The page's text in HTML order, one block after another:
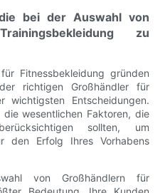
bei der Auswahl von
zu
Fitnessbekleidung gründen
richtigen Großhändler für
wichtigsten Entscheidungen.
wesentlichen Faktoren, die
sollten, um
den Erfolg Ihres Vorhabens
von Großhändlern für